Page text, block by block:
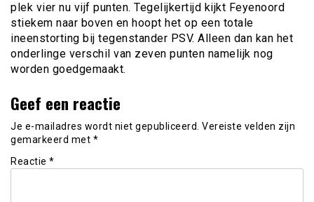
plek vier nu vijf punten. Tegelijkertijd kijkt Feyenoord
stiekem naar boven en hoopt het op een totale
ineenstorting bij tegenstander PSV. Alleen dan kan het
onderlinge verschil van zeven punten namelijk nog
worden goedgemaakt.
Geef een reactie
Je e-mailadres wordt niet gepubliceerd. Vereiste velden zijn
gemarkeerd met *
Reactie *